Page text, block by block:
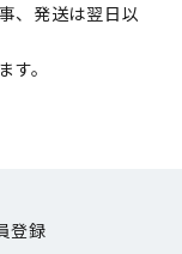
、発送は翌日以
。
登録